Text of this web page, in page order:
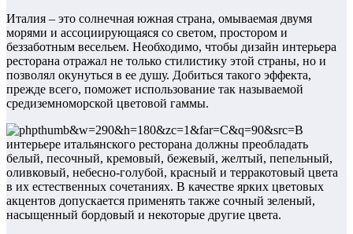
Италия – это солнечная южная страна, омываемая двумя
морями и ассоциирующаяся со светом, простором и
беззаботным весельем. Необходимо, чтобы дизайн интерьера
ресторана отражал не только стилистику этой страны, но и
позволял окунуться в ее душу. Добиться такого эффекта,
прежде всего, поможет использование так называемой
средиземноморской цветовой гаммы.
В
интерьере итальянского ресторана должны преобладать
белый, песочный, кремовый, бежевый, желтый, пепельный,
оливковый, небесно-голубой, красный и терракотовый цвета
в их естественных сочетаниях. В качестве ярких цветовых
акцентов допускается применять также сочный зеленый,
насыщенный бордовый и некоторые другие цвета.